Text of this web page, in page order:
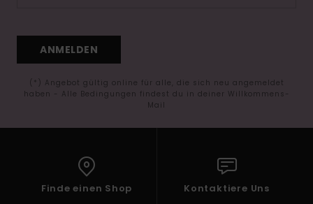
ANMELDEN
(*) Angebot gültig online für alle, die sich neu angemeldet
haben - Alle Bedingungen findest du in deiner Willkommens-
Mail
Finde einen Shop Kontaktiere Uns